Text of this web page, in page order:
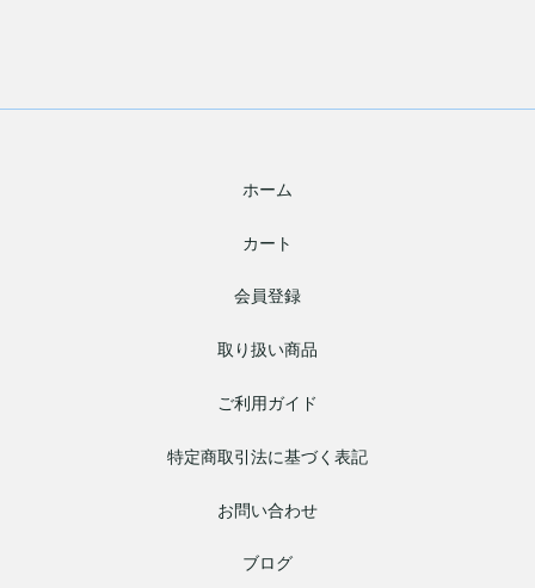
ホーム
カート
会員登録
取り扱い商品
ご利用ガイド
特定商取引法に基づく表記
お問い合わせ
ブログ